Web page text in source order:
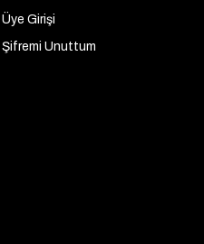
Üye Girişi
Şifremi Unuttum